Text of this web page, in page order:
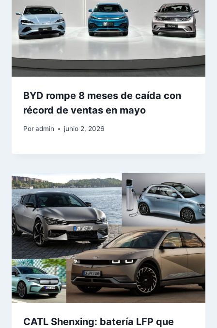
BYD rompe 8 meses de caída con
récord de ventas en mayo
Poradmin junio 2, 2026
CATL Shenxing: batería LFP que